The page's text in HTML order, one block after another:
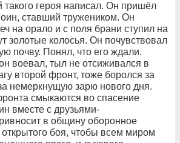
такого героя написал. Он пришёл
ставший тружеником. Он
на орало и с поля брани ступил на
золотые колосья. Он почувствовал
почву. Понял, что его ждали.
воевал, тыл не отсиживался в
второй фронт, тоже боролся за
немеркнущую зарю нового дня.
смыкаются во спасение
вместе с друзьями-
в общину оборонное
боя, чтобы всем миром